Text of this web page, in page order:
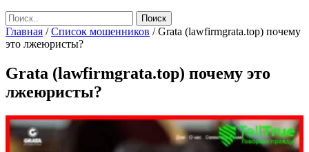
Главная /Список мошенников /Grata (lawfirmgrata.top) почему
это лжеюристы?
Grata (lawfirmgrata.top) почему это
лжеюристы?